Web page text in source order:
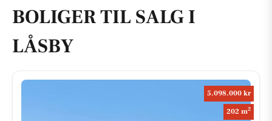
BOLIGER TIL SALG I
LÅSBY
5.098.000 kr
202 m2